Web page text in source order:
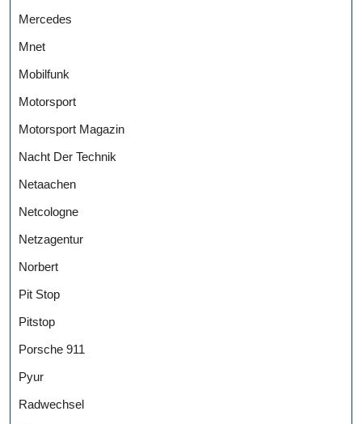
Mercedes
Mnet
Mobilfunk
Motorsport
Motorsport Magazin
Nacht Der Technik
Netaachen
Netcologne
Netzagentur
Norbert
Pit Stop
Pitstop
Porsche 911
Pyur
Radwechsel